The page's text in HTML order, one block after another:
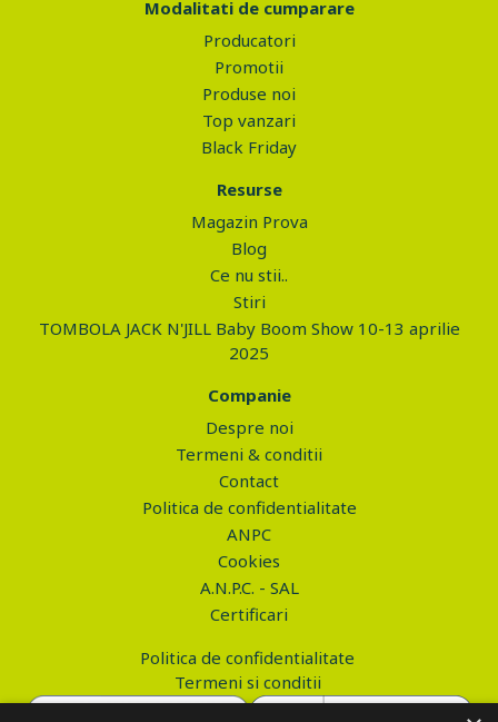
Modalitati de cumparare
Producatori
Promotii
Produse noi
Top vanzari
Black Friday
Resurse
Magazin Prova
Blog
Ce nu stii..
Stiri
TOMBOLA JACK N'JILL Baby Boom Show 10-13 aprilie
2025
Companie
Despre noi
Termeni & conditii
Contact
Politica de confidentialitate
ANPC
Cookies
A.N.P.C. - SAL
Certificari
Politica de confidentialitate
Termeni si conditii